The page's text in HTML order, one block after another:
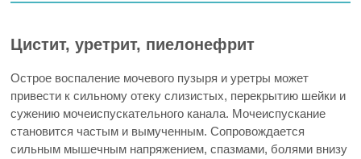
Цистит, уретрит, пиелонефрит
Острое воспаление мочевого пузыря и уретры может
привести к сильному отеку слизистых, перекрытию шейки и
сужению мочеиспускательного канала. Мочеиспускание
становится частым и вымученным. Сопровождается
сильным мышечным напряжением, спазмами, болями внизу